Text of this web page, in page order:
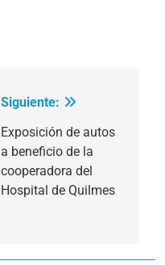
Siguiente:
Exposición de autos
a beneficio de la
cooperadora del
Hospital de Quilmes